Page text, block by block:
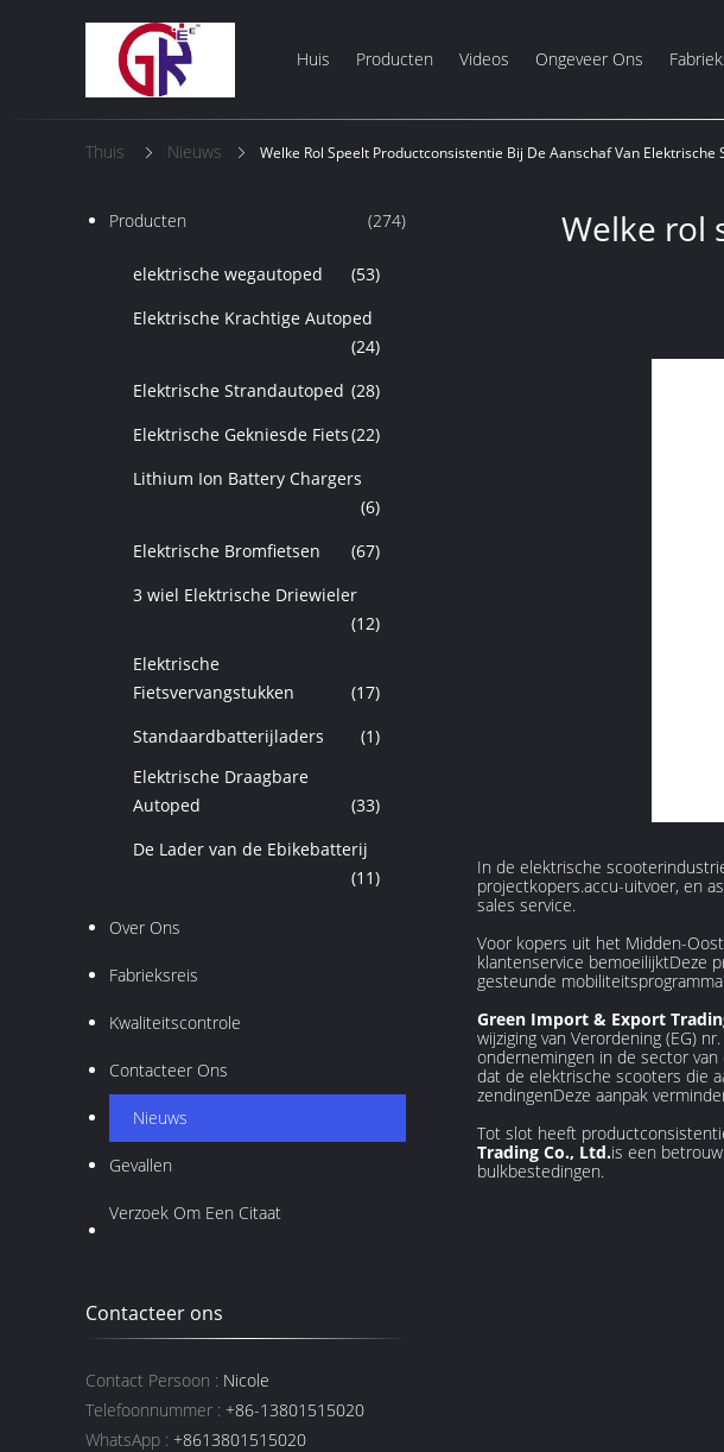
Huis Producten Videos Ongeveer Ons
Thuis Nieuws Welke Rol Speelt Productconsistentie Bij De Aanschaf Van Elektrische
Producten (274)
elektrische wegautoped
(53)
Elektrische Krachtige Autoped
(24)
Elektrische Strandautoped (28)
Elektrische Gekniesde Fiets(22)
Lithium Ion Battery Chargers
(6)
Elektrische Bromfietsen
(67)
3 wiel Elektrische Driewieler
(12)
Elektrische
Fietsvervangstukken
(17)
Standaardbatterijladers
(1)
Elektrische Draagbare
Autoped
(33)
De Lader van de Ebikebatterij
(11)
Over Ons
Fabrieksreis
Kwaliteitscontrole
Contacteer Ons
Nieuws
Gevallen
Verzoek Om Een Citaat
Contacteer ons
Contact Persoon : Nicole
Telefoonnummer : +86-13801515020
WhatsApp : +8613801515020
Welke rol
In de elektrische
projectkopers.accu-uitvoer, en
sales service.
Voor kopers uit het Midden-
klantenservice bemoeilijktDeze
gesteunde
Green Import & Export
wijziging van Verordening (EG)
ondernemingen in de sector
dat de elektrische scooters die
zendingenDeze aanpak
Tot slot heeft
Trading Co., Ltd.is een
bulkbestedingen.